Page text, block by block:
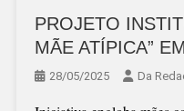
PROJETO
MÃE ATÍPICA”
28/05/2025 Da